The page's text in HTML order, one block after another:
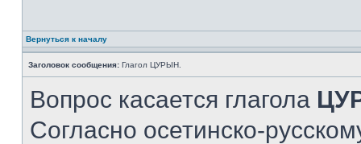
Вернуться к началу
Заголовок сообщения: Глагол ЦУРЫН.
Вопрос касается глагола
Согласно осетинско-